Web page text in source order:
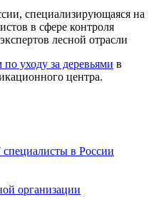
специализирующаяся на
в сфере контроля
лесной отрасли
уходу за деревьями в
центра.
в России
организации